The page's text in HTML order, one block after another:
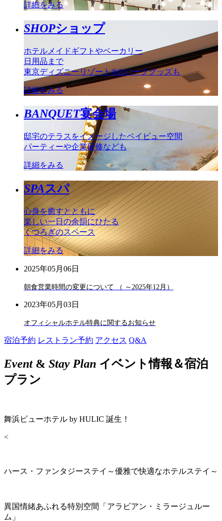
詳細をみる
SHOPショップ
ホテルメイドギフトやベーカリー
日用品まで
東京ディズニーリゾート®のパークグッズも
詳細をみる
BANQUET宴会場
邸宅のテラスをイメージしたベイビュー空間
パーティーや企業研修なども
詳細をみる
SPAスパ
心身を癒すとともに
楽しい一日の余韻にひたる
くつろぎのスペース
詳細をみる
2025年05月06日
朝食営業時間の変更について （ ～2025年12月）
2023年05月03日
オフィシャルホテル特典に関するお知らせ
宿泊予約 レストラン予約 アクセス Q&A
Event& Stay Plan イベント情報＆宿泊
プラン
舞浜ビューホテル by HULIC 誕生！
<
ハース・ファンタジーステイ～優雅で快適なホテルステイ～
異国情緒あふれる特別空間「アラビアン・ミラージュルー
ム」